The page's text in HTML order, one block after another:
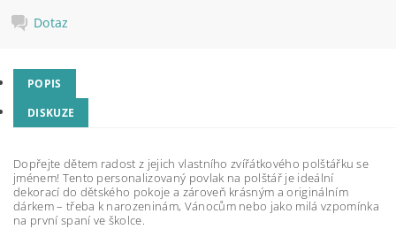
Dotaz
POPIS
DISKUZE
Dopřejte dětem radost z jejich vlastního zvířátkového polštářku se
jménem! Tento personalizovaný povlak na polštář je ideální
dekorací do dětského pokoje a zároveň krásným a originálním
dárkem – třeba k narozeninám, Vánocům nebo jako milá vzpomínka
na první spaní ve školce.